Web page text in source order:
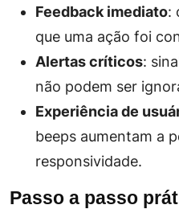
Feedback imediato:
que uma ação foi
Alertas críticos:
não podem ser
Experiência de
beeps aumentam a
responsividade.
Passo a passo